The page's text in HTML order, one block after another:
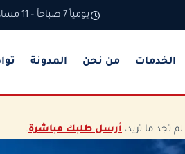
يومياً 7 صباحاً – 11 مساءً · والطلب أونلاين 24 ساعة
الخدمات من نحن المدونة
تجد ما تريد، أرسل طلبك مباشرة.